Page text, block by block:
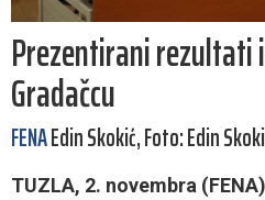
Prezentirani rezultati
Gradačcu
FENAEdin Skokić, Foto: Edin
TUZLA, 2. novembra